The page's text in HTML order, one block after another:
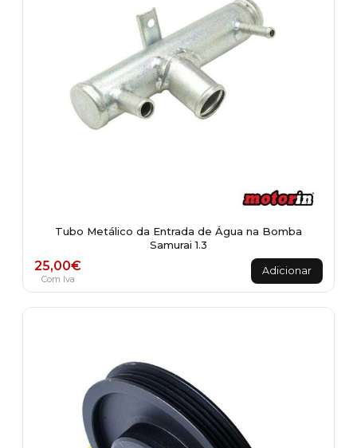
Tubo Metálico da Entrada de Água na Bomba
Samurai 1.3
25,00€
Com Iva
Adicionar